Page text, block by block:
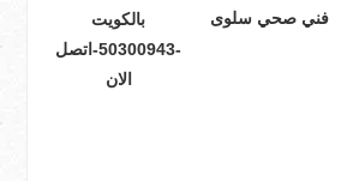
فني صحي سلوى
بالكويت
-50300943-اتصل
الان